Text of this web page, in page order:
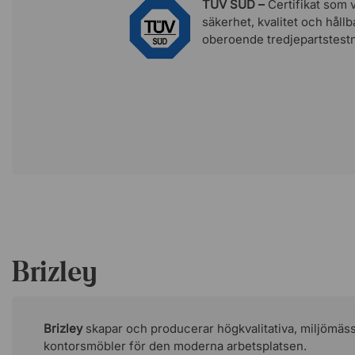
Certifierad enligt EN 1335-standard.
GREENGUARD Gold-certifierad.
Belönad med German Design Award.
TÜV SÜD –Certifikat som
säkerhet, kvalitet och
oberoende
Brizley
Brizleyskapar och producerar högkvalitativa,
kontorsmöbler för den moderna arbetsplatsen.